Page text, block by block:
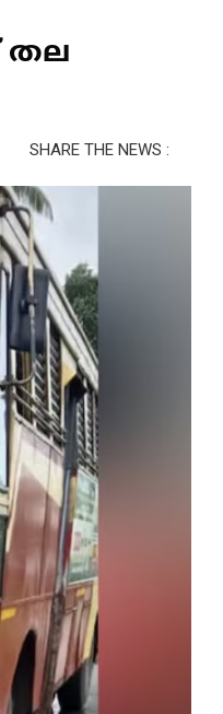
തല
SHARE THE NEWS :